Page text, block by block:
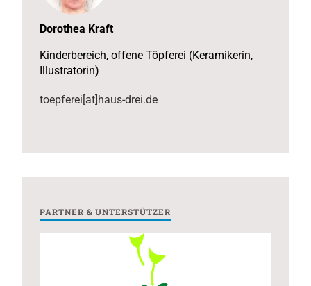
Dorothea Kraft
Kinderbereich, offene Töpferei (Keramikerin,
Illustratorin)
toepferei[at]haus-drei.de
PARTNER & UNTERSTÜTZER